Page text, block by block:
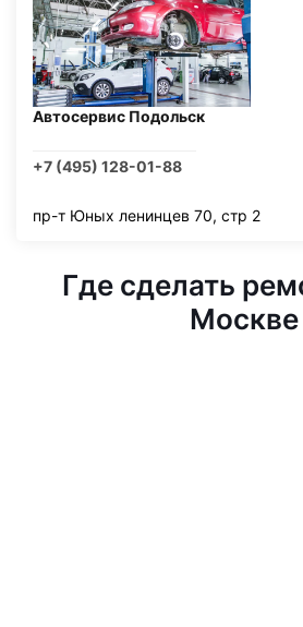
Автосервис Подольск
+7 (495) 128-01-88
пр-т Юных ленинцев 70, стр 2
Где сделать
Москве